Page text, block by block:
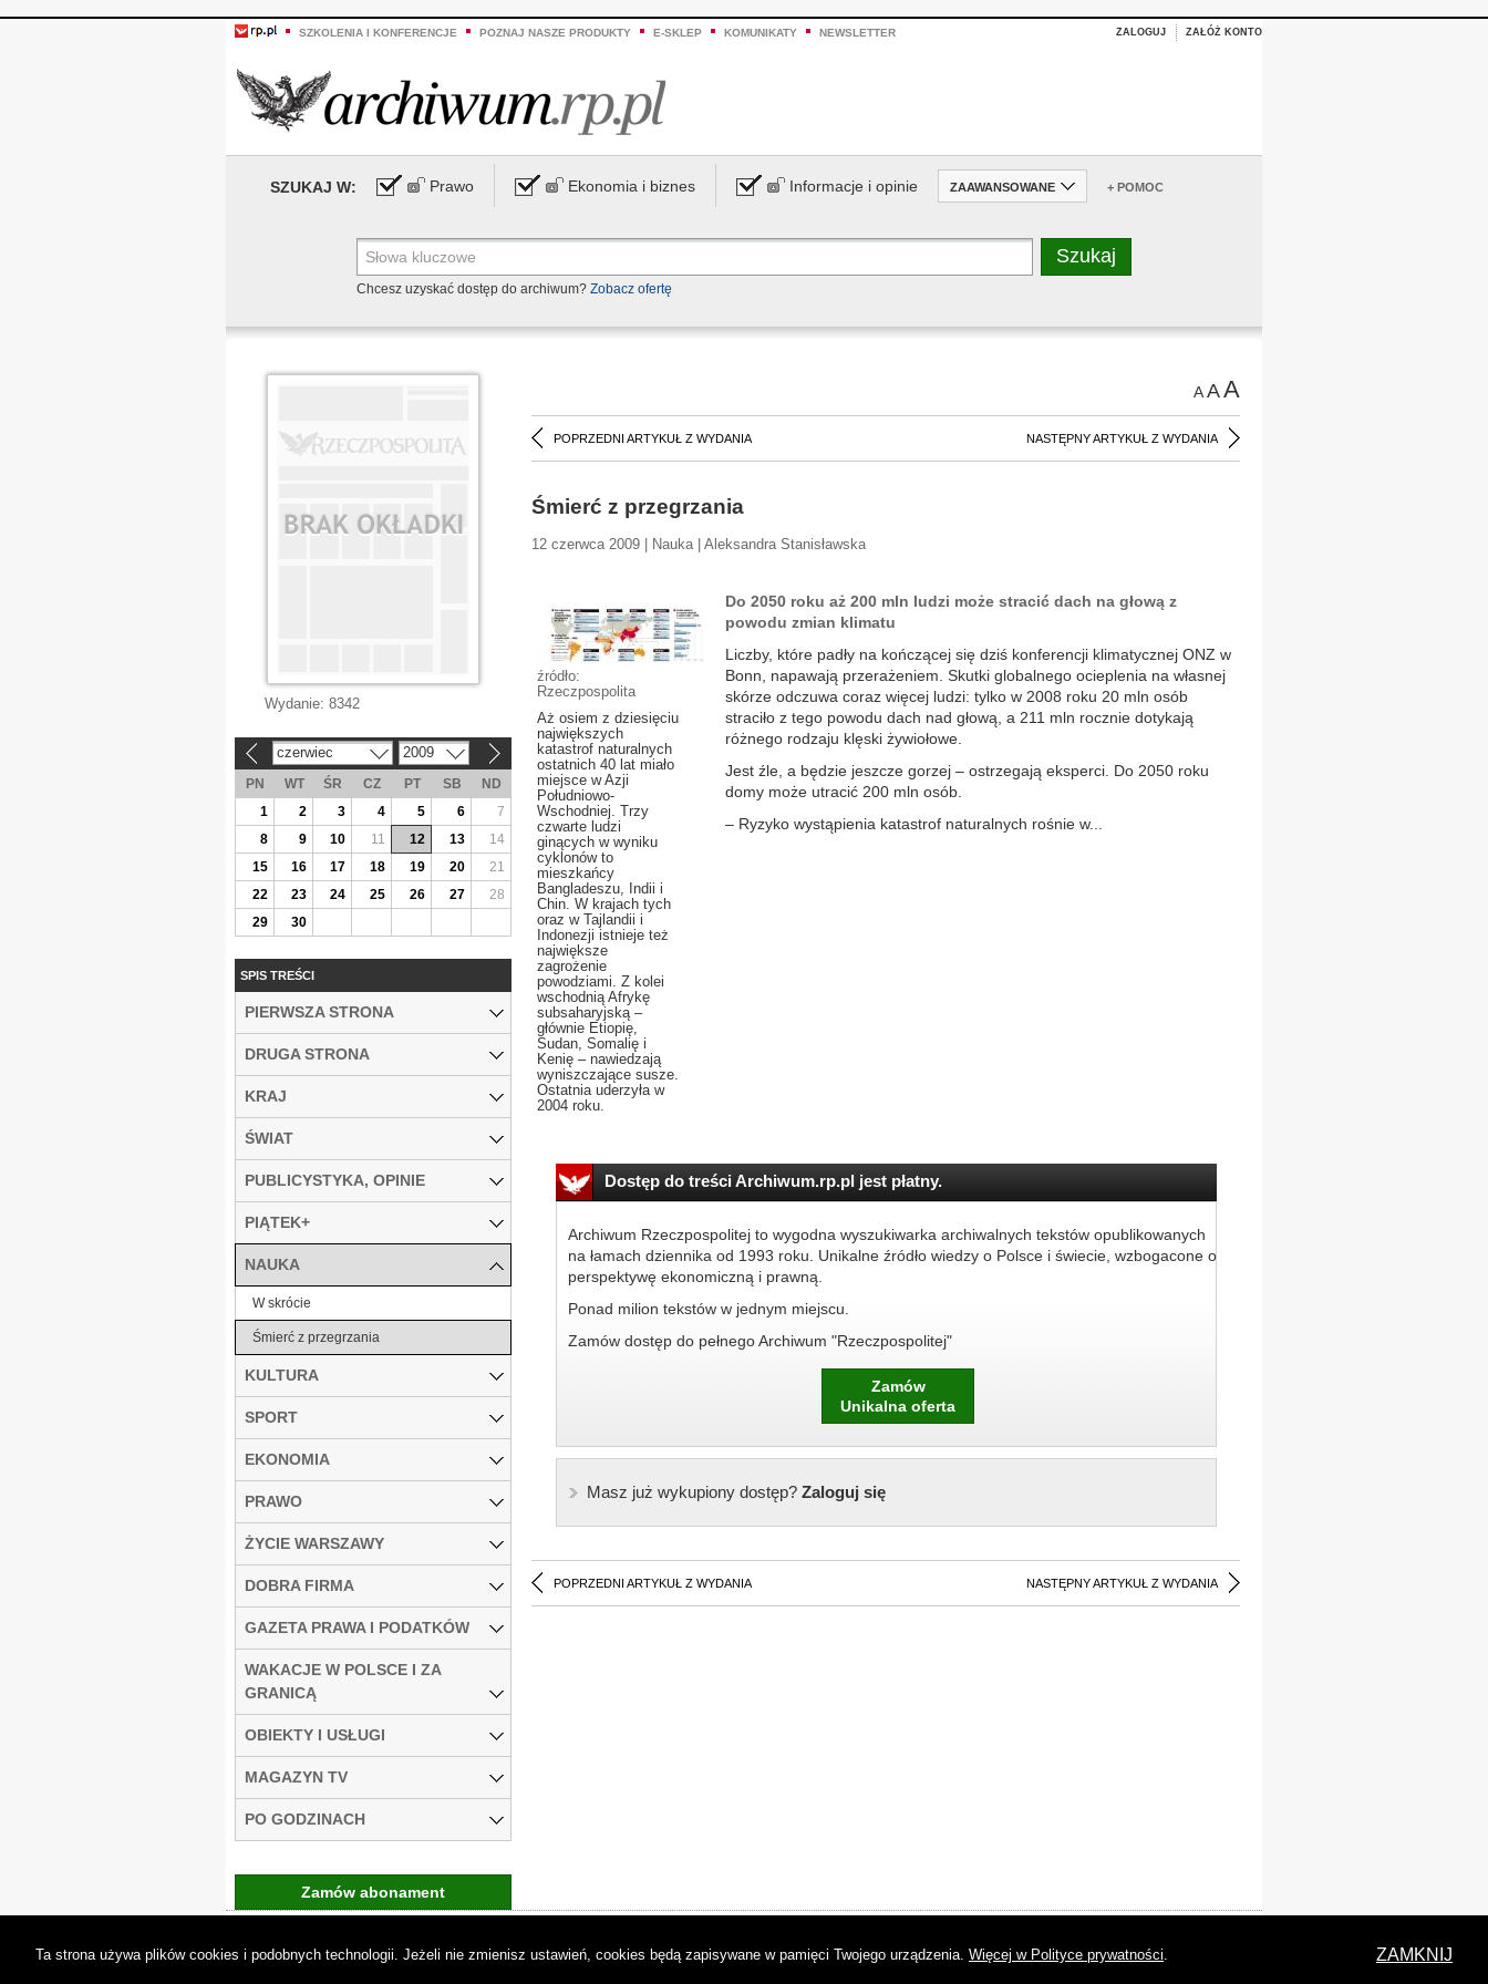
SZKOLENIA I KONFERENCJE POZNAJ NASZE PRODUKTY E-SKLEP KOMUNIKATY NEWSLETTER ZALOGUJ ZAŁÓŻ KONTO
SZUKAJ W: Prawo Ekonomia i biznes Informacje i opinie ZAAWANSOWANE + POMOC
Chcesz uzyskać dostęp do archiwum? Zobacz ofertę
AAA
POPRZEDNI ARTYKUŁ Z WYDANIA NASTĘPNY ARTYKUŁ Z WYDANIA
Śmierć z przegrzania
12 czerwca 2009 | Nauka | Aleksandra Stanisławska
źródło:
Rzeczpospolita
Aż osiem z dziesięciu
największych
katastrof naturalnych
ostatnich 40 lat miało
miejsce w Azji
Południowo-
Wschodniej. Trzy
czwarte ludzi
ginących w wyniku
cyklonów to
mieszkańcy
Bangladeszu, Indii i
Chin. W krajach tych
oraz w Tajlandii i
Indonezji istnieje też
największe
zagrożenie
powodziami. Z kolei
wschodnią Afrykę
subsaharyjską –
głównie Etiopię,
Sudan, Somalię i
Kenię – nawiedzają
wyniszczające susze.
Ostatnia uderzyła w
2004 roku.
Do 2050 roku aż 200 mln ludzi może stracić dach na głową z
powodu zmian klimatu
Liczby, które padły na kończącej się dziś konferencji klimatycznej ONZ w
Bonn, napawają przerażeniem. Skutki globalnego ocieplenia na własnej
skórze odczuwa coraz więcej ludzi: tylko w 2008 roku 20 mln osób
straciło z tego powodu dach nad głową, a 211 mln rocznie dotykają
różnego rodzaju klęski żywiołowe.
Jest źle, a będzie jeszcze gorzej – ostrzegają eksperci. Do 2050 roku
domy może utracić 200 mln osób.
– Ryzyko wystąpienia katastrof naturalnych rośnie w...
Dostęp do treści Archiwum.rp.pl jest płatny.
Archiwum Rzeczpospolitej to wygodna wyszukiwarka archiwalnych tekstów opublikowanych
na łamach dziennika od 1993 roku. Unikalne źródło wiedzy o Polsce i świecie, wzbogacone o
perspektywę ekonomiczną i prawną.
Ponad milion tekstów w jednym miejscu.
Zamów dostęp do pełnego Archiwum "Rzeczpospolitej"
Zamów
Unikalna oferta
Masz już wykupiony dostęp?Zaloguj się
POPRZEDNI ARTYKUŁ Z WYDANIA NASTĘPNY ARTYKUŁ Z WYDANIA
Wydanie: 8342
czerwiec 2009
PN WT ŚR CZ PT SB
ND
1
2 3 4 5 6
7
8
9 10 11 12 13
14
15
16 17 18 19 20
21
22
23 24 25 26 27
28
29
30
SPIS TREŚCI
PIERWSZA STRONA
DRUGA STRONA
KRAJ
ŚWIAT
PUBLICYSTYKA, OPINIE
PIĄTEK+
NAUKA
W skrócie
Śmierć z przegrzania
KULTURA
SPORT
EKONOMIA
PRAWO
ŻYCIE WARSZAWY
DOBRA FIRMA
GAZETA PRAWA I PODATKÓW
WAKACJE W POLSCE I ZA
GRANICĄ
OBIEKTY I USŁUGI
MAGAZYN TV
PO GODZINACH
Zamów abonament
Ta strona używa plików cookies i podobnych technologii. Jeżeli nie zmienisz ustawień, cookies będą zapisywane w pamięci Twojego urządzenia. Więcej w Polityce prywatności. ZAMKNIJ